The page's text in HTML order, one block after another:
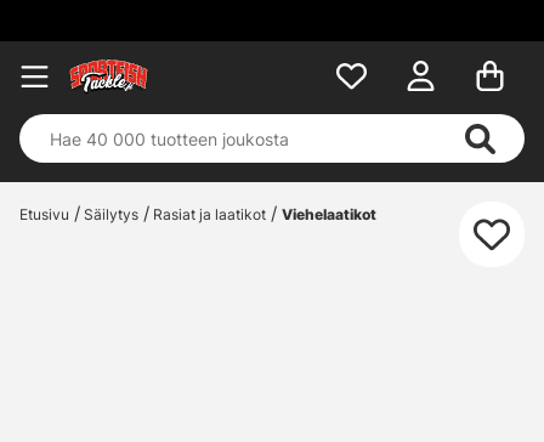
Etusivu Säilytys Rasiat ja laatikot Viehelaatikot